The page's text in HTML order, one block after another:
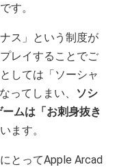
す。
ス」という制度が
レイすることでご
しては「ソーシャ
ってしまい、 ソシ
ムは「お刺身抜き
ます。
とってApple Arcad